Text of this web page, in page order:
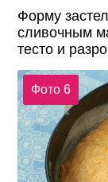
Форму
сливочным
тесто и
Фото 6